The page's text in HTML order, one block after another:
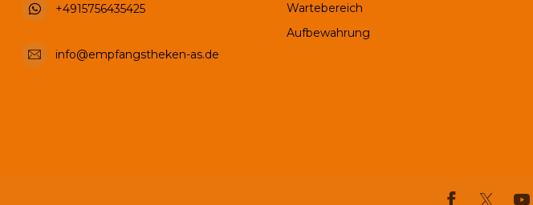
+4915756435425
info@empfangstheken-as.de
Wartebereich
Aufbewahrung